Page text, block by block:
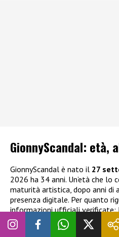
GionnyScandal: età,
GionnyScandal è nato il 27
2026 ha 34 anni. Un’età che lo
maturità artistica, dopo anni di
presenza digitale. Per quanto
informazioni ufficiali
mantenere una certa
personali, concentrandosi